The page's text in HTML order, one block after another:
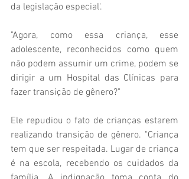
da legislação especial'.
"Agora, como essa criança, esse
adolescente, reconhecidos como quem
não podem assumir um crime, podem se
dirigir a um Hospital das Clínicas para
fazer transição de gênero?"
Ele repudiou o fato de crianças estarem
realizando transição de gênero. "Criança
tem que ser respeitada. Lugar de criança
é na escola, recebendo os cuidados da